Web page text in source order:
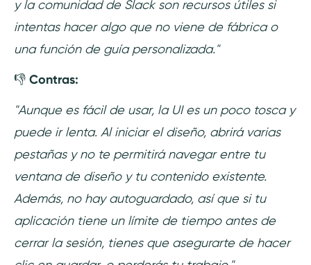
y la comunidad de Slack son recursos útiles si
intentas hacer algo que no viene de fábrica o
una función de guía personalizada."
👎 Contras:
"Aunque es fácil de usar, la UI es un poco tosca y
puede ir lenta. Al iniciar el diseño, abrirá varias
pestañas y no te permitirá navegar entre tu
ventana de diseño y tu contenido existente.
Además, no hay autoguardado, así que si tu
aplicación tiene un límite de tiempo antes de
cerrar la sesión, tienes que asegurarte de hacer